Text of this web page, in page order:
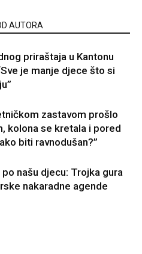
AUTORA
priraštaja u Kantonu
je manje djece što si
zastavom prošlo
kolona se kretala i pored
biti ravnodušan?”
našu djecu: Trojka gura
nakaradne agende